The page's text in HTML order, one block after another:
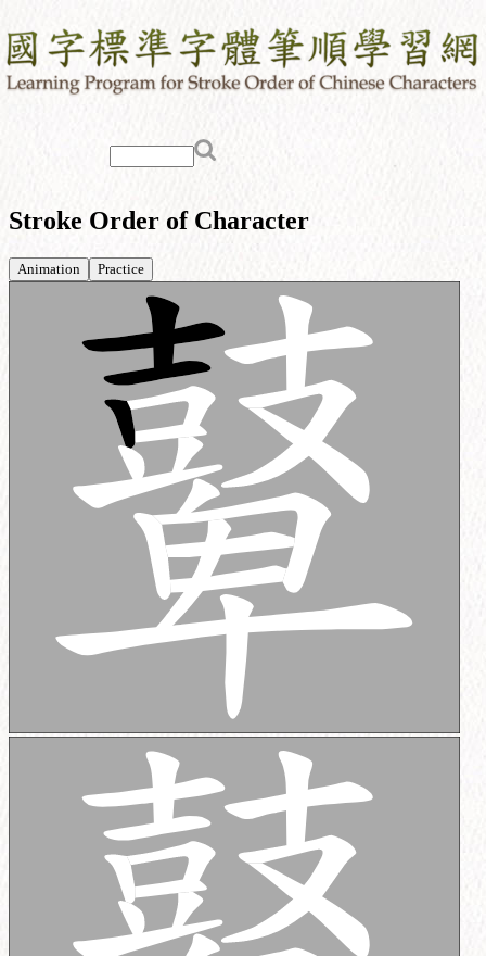
Stroke Order of Character
Animation Practice